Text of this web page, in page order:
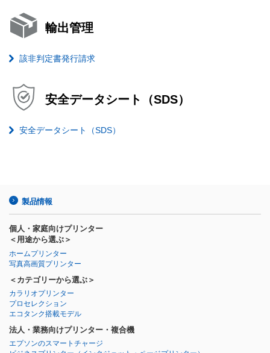
輸出管理
該非判定書発行請求
安全データシート（SDS）
安全データシート（SDS）
製品情報
個人・家庭向けプリンター
＜用途から選ぶ＞
ホームプリンター
写真高画質プリンター
＜カテゴリーから選ぶ＞
カラリオプリンター
プロセレクション
エコタンク搭載モデル
法人・業務向けプリンター・複合機
エプソンのスマートチャージ